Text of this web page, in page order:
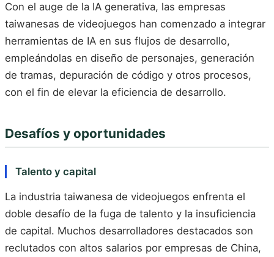
Con el auge de la IA generativa, las empresas
taiwanesas de videojuegos han comenzado a integrar
herramientas de IA en sus flujos de desarrollo,
empleándolas en diseño de personajes, generación
de tramas, depuración de código y otros procesos,
con el fin de elevar la eficiencia de desarrollo.
Desafíos y oportunidades
Talento y capital
La industria taiwanesa de videojuegos enfrenta el
doble desafío de la fuga de talento y la insuficiencia
de capital. Muchos desarrolladores destacados son
reclutados con altos salarios por empresas de China,